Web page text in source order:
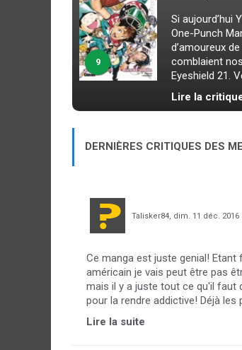
9
Si aujourd’hui
One-Punch
d’amoureux
comblaient
Eyeshield 21.
Lire la
DERNIÈRES CRITIQUES DES
Talisker84, dim. 11 déc. 2016
Ce manga est juste genial! Etant
américain je vais peut être pas
mais il y a juste tout ce qu'il faut
pour la rendre addictive! Déjà les
Lire la suite